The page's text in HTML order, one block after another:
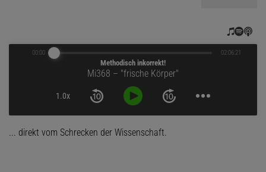
Methodisch inkorrekt!
Mi368 – "frische Körper"
1.0x
00:00 02:06:21
... direkt vom Schrecken der Wissenschaft.